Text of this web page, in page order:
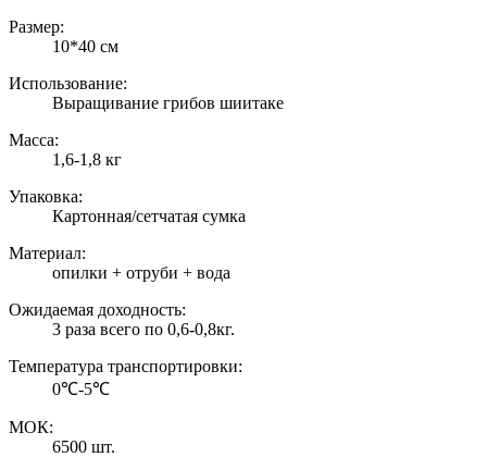
Размер:
10*40 см
Использование:
Выращивание грибов шиитаке
Масса:
1,6-1,8 кг
Упаковка:
Картонная/сетчатая сумка
Материал:
опилки + отруби + вода
Ожидаемая доходность:
3 раза всего по 0,6-0,8кг.
Температура транспортировки:
0℃-5℃
МОК:
6500 шт.